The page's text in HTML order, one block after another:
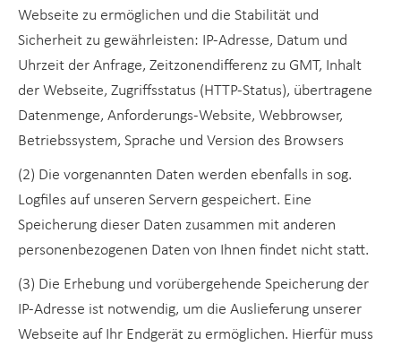
Webseite zu ermöglichen und die Stabilität und
Sicherheit zu gewährleisten: IP-Adresse, Datum und
Uhrzeit der Anfrage, Zeitzonendifferenz zu GMT, Inhalt
der Webseite, Zugriffsstatus (HTTP-Status), übertragene
Datenmenge, Anforderungs-Website, Webbrowser,
Betriebssystem, Sprache und Version des Browsers
(2) Die vorgenannten Daten werden ebenfalls in sog.
Logfiles auf unseren Servern gespeichert. Eine
Speicherung dieser Daten zusammen mit anderen
personenbezogenen Daten von Ihnen findet nicht statt.
(3) Die Erhebung und vorübergehende Speicherung der
IP-Adresse ist notwendig, um die Auslieferung unserer
Webseite auf Ihr Endgerät zu ermöglichen. Hierfür muss